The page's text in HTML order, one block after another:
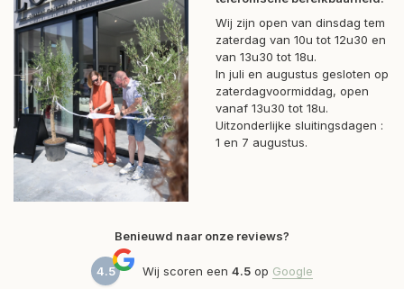
Wij zijn open van dinsdag tem
zaterdag van 10u tot 12u30 en
van 13u30 tot 18u.
In juli en augustus gesloten op
zaterdagvoormiddag, open
vanaf 13u30 tot 18u.
Uitzonderlijke sluitingsdagen :
1 en 7 augustus.
Benieuwd naar onze reviews?
4.5 Wij scoren een 4.5 op Google